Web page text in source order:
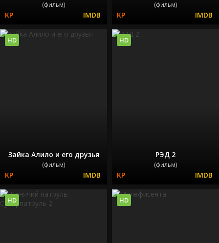
(фильм) (фильм)
Зайка Алило и его друзья
(фильм)
HD
РЭД 2
(фильм)
HD
HD HD